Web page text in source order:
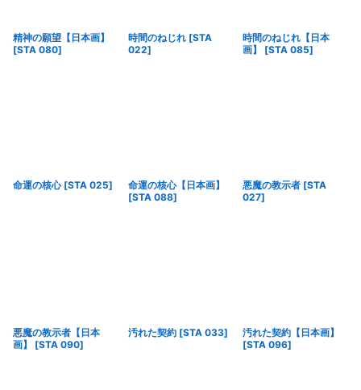
精神の願望【日本画】
[STA 080]
時間のねじれ [STA
022]
時間のねじれ【日本
画】
[STA 085]
命運の核心 [STA 025]
命運の核心【日本画】
[STA 088]
悪魔の教示者 [STA
027]
悪魔の教示者【日本
画】
[STA 090]
汚れた契約 [STA 033]
汚れた契約【日本画】
[STA 096]